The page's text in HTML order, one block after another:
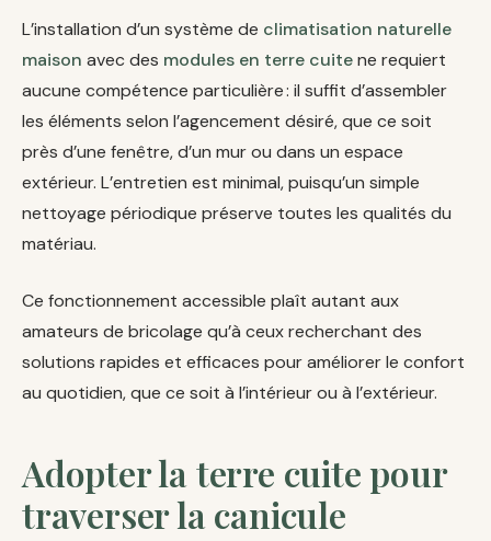
L’installation d’un système de climatisation naturelle
maison avec des modules en terre cuitene requiert
aucune compétence particulière : il suffit d’assembler
les éléments selon l’agencement désiré, que ce soit
près d’une fenêtre, d’un mur ou dans un espace
extérieur. L’entretien est minimal, puisqu’un simple
nettoyage périodique préserve toutes les qualités du
matériau.
Ce fonctionnement accessible plaît autant aux
amateurs de bricolage qu’à ceux recherchant des
solutions rapides et efficaces pour améliorer le confort
au quotidien, que ce soit à l’intérieur ou à l’extérieur.
Adopter la terre cuite pour
traverser la canicule